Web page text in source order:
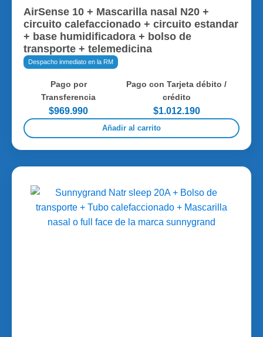
AirSense 10 + Mascarilla nasal N20 +
circuito calefaccionado + circuito estandar
+ base humidificadora + bolso de
transporte + telemedicina
Despacho inmediato en la RM
Pago por
Transferencia
$969.990
Pago con Tarjeta débito /
crédito
$1.012.190
Añadir al carrito